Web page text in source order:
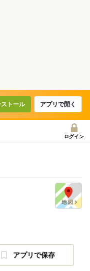
ストール アプリで開く
ログイン
アプリで保存